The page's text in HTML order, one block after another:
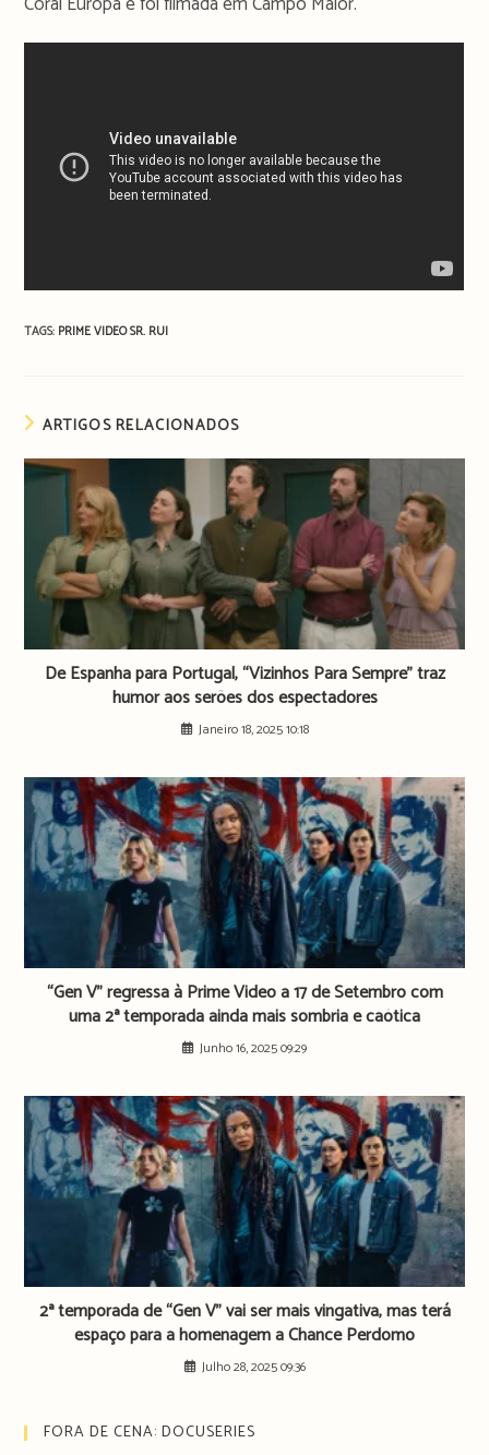
TAGS: PRIME VIDEOSR. RUI
ARTIGOS RELACIONADOS
De Espanha para Portugal, “Vizinhos Para Sempre” traz
humor aos serões dos espectadores
Janeiro 18, 2025 10:18
“Gen V” regressa à Prime Video a 17 de Setembro com
uma 2ª temporada ainda mais sombria e caótica
Junho 16, 2025 09:29
2ª temporada de “Gen V” vai ser mais vingativa, mas terá
espaço para a homenagem a Chance Perdomo
Julho 28, 2025 09:36
FORA DE CENA: DOCUSERIES